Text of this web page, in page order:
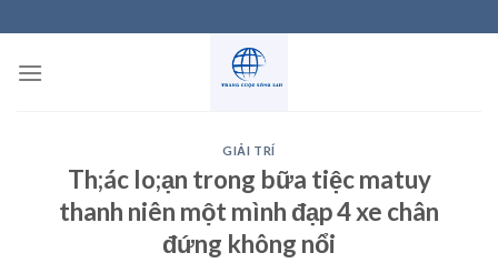
to
content
GIẢI TRÍ
Th;ác lo;ạn trong bữa tiệc matuy
thanh niên một mình đạp 4 xe chân
đứng không nổi